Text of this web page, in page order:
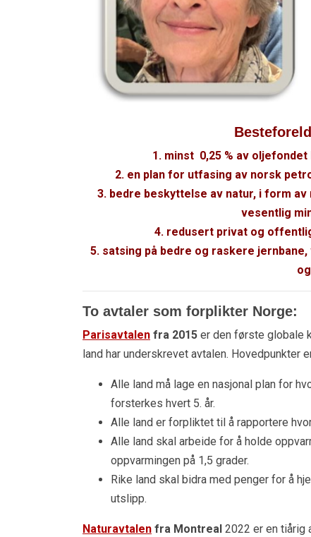
1. minst 0,25 % av
2. en plan for utfasing av norsk
3. bedre beskyttelse av natur, i form
vesentlig
4. redusert privat og
5. satsing på bedre og raskere
To avtaler som forplikter Norge:
Parisavtalen fra 2015 er den første globale
land har underskrevet avtalen. Hovedpunkter
Alle land må lage en nasjonal plan for
forsterkes hvert 5. år.
Alle land er forpliktet til å rapportere
Alle land skal arbeide for å holde
oppvarmingen på 1,5 grader.
Rike land skal bidra med penger for å
utslipp.
Naturavtalen fra Montreal 2022 er en tiårig